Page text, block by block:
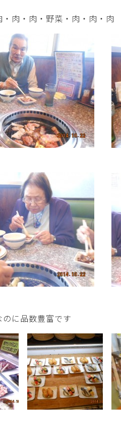
・肉・肉・野菜・肉・肉・
に品数豊富です